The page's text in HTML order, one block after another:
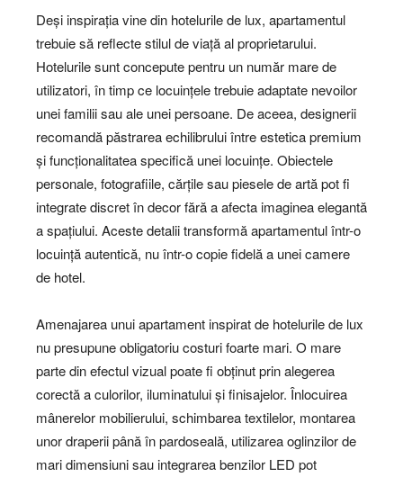
Deși inspirația vine din hotelurile de lux, apartamentul
trebuie să reflecte stilul de viață al proprietarului.
Hotelurile sunt concepute pentru un număr mare de
utilizatori, în timp ce locuințele trebuie adaptate nevoilor
unei familii sau ale unei persoane. De aceea, designerii
recomandă păstrarea echilibrului între estetica premium
și funcționalitatea specifică unei locuințe. Obiectele
personale, fotografiile, cărțile sau piesele de artă pot fi
integrate discret în decor fără a afecta imaginea elegantă
a spațiului. Aceste detalii transformă apartamentul într-o
locuință autentică, nu într-o copie fidelă a unei camere
de hotel.
Amenajarea unui apartament inspirat de hotelurile de lux
nu presupune obligatoriu costuri foarte mari. O mare
parte din efectul vizual poate fi obținut prin alegerea
corectă a culorilor, iluminatului și finisajelor. Înlocuirea
mânerelor mobilierului, schimbarea textilelor, montarea
unor draperii până în pardoseală, utilizarea oglinzilor de
mari dimensiuni sau integrarea benzilor LED pot